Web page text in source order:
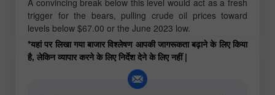
trigger for the bears, pulling crude oil prices toward
levels below $67.00 or the June 2023 low.
*यहां पर लिखा गया बाजार विश्लेषण आपकी जागरूकता बढ़ाने के लिए किया
है, लेकिन व्यापार करने के लिए निर्देश देने के लिए नहीं |